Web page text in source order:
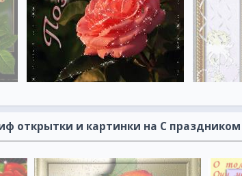
открытки и картинки на С праздником